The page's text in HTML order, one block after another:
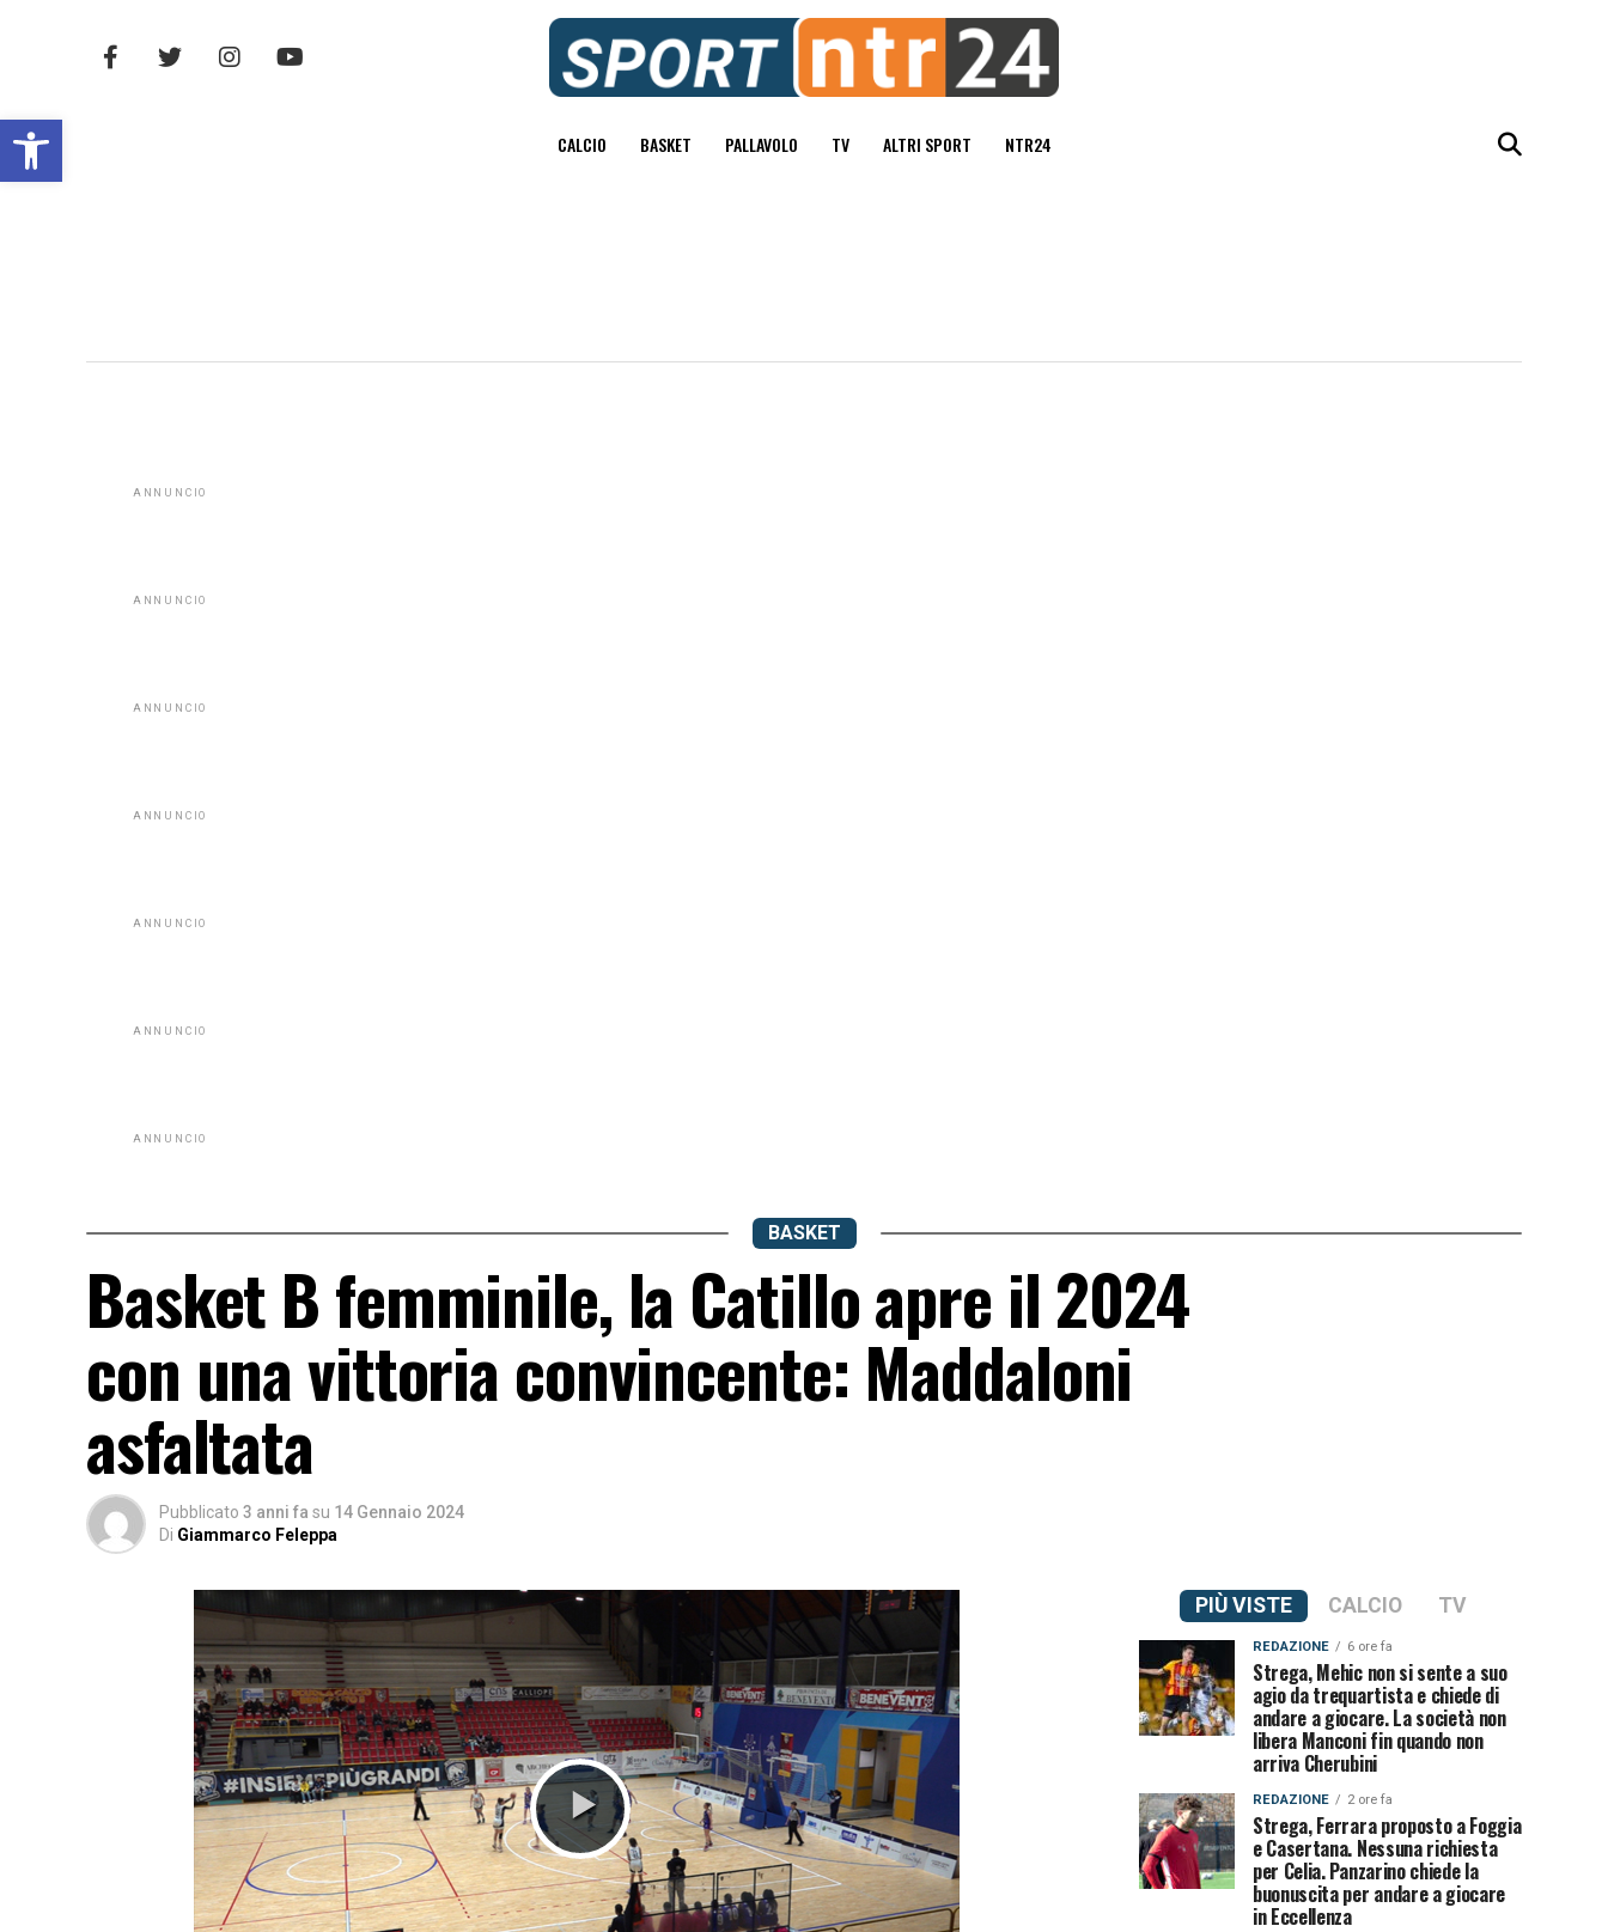
Open toolbar CALCIO BASKET PALLAVOLO TV ALTRI SPORT NTR24
ANNUNCIO
ANNUNCIO
ANNUNCIO
ANNUNCIO
ANNUNCIO
ANNUNCIO
ANNUNCIO
BASKET
Basket B femminile, la Catillo apre il 2024
con una vittoria convincente: Maddaloni
asfaltata
Pubblicato 3 anni fa su 14 Gennaio 2024
Di Giammarco Feleppa
PIÙ VISTE CALCIO TV
REDAZIONE 6 ore fa
Strega, Mehic non si sente a suo
agio da trequartista e chiede di
andare a giocare. La società non
libera Manconi fin quando non
arriva Cherubini
REDAZIONE 2 ore fa
Strega, Ferrara proposto a Foggia
e Casertana. Nessuna richiesta
per Celia. Panzarino chiede la
buonuscita per andare a giocare
in Eccellenza